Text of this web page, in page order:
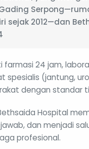
sejak 2012—dan
24 jam,
(jantung,
dengan standar
Hospital
dan menjadi
profesional.